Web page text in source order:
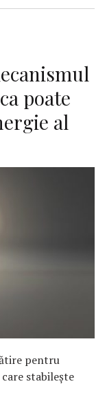
poate
al
pentru
stabilește